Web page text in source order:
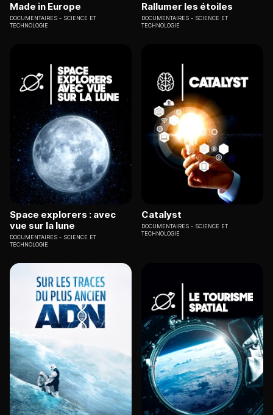
Made in Europe
DOCUMENTAIRES
SCIENCE ET
TECHNOLOGIE
Rallumer les étoiles
DOCUMENTAIRES
SCIENCE ET
TECHNOLOGIE
Space explorers : avec
vue sur la lune
DOCUMENTAIRES
SCIENCE ET
TECHNOLOGIE
Catalyst
DOCUMENTAIRES
SCIENCE ET
TECHNOLOGIE